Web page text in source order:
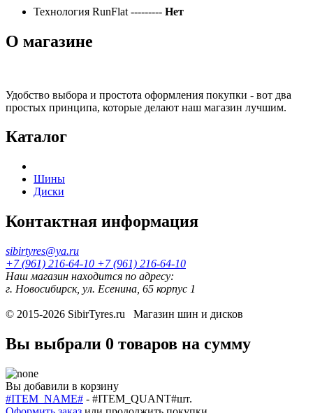
Технология RunFlat --------- Нет
О магазине
Удобство выбора и простота оформления покупки - вот два
простых принципа, которые делают наш магазин лучшим.
Каталог
Шины
Диски
Контактная информация
sibirtyres@ya.ru
+7 (961) 216-64-10 +7 (961) 216-64-10
Наш магазин находится по адресу:
г. Новосибирск, ул. Есенина, 65 корпус 1
© 2015-2026 SibirTyres.ru Магазин шин и дисков
Вы выбрали 0 товаров на сумму
Вы добавили в корзину
#ITEM_NAME# - #ITEM_QUANT#шт.